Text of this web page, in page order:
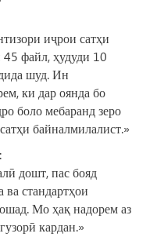
иҷрои сатҳи
файл, ҳудуди 10
шуд. Ин
ки дар оянда бо
боло мебаранд зеро
байналмилалист.»
дошт, пас бояд
стандартҳои
Мо ҳақ надорем аз
кардан.»